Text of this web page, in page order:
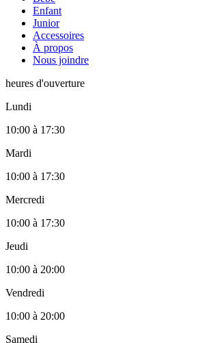
Enfant
Junior
Accessoires
À propos
Nous joindre
heures d'ouverture
Lundi
10:00 à 17:30
Mardi
10:00 à 17:30
Mercredi
10:00 à 17:30
Jeudi
10:00 à 20:00
Vendredi
10:00 à 20:00
Samedi